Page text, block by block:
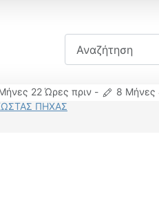
22 Ώρες πριν - 8 Μήνες
ΠΗΧΑΣ